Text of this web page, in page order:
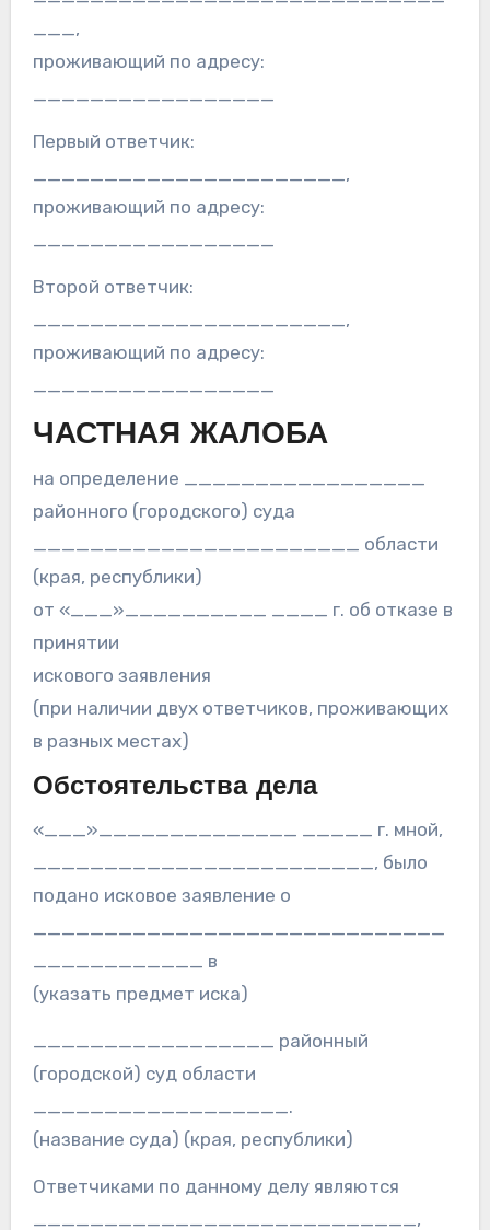
___,
проживающий по адресу:
Первый ответчик:
______________________,
проживающий по адресу:
Второй ответчик:
______________________,
проживающий по адресу:
ЧАСТНАЯ ЖАЛОБА
на определение _________________
районного (городского) суда
_______________________ области
(края, республики)
от «___»__________ ____ г. об отказе в
принятии
искового заявления
(при наличии двух ответчиков, проживающих
в разных местах)
Обстоятельства дела
«___»______________ _____ г. мной,
________________________, было
подано исковое заявление о
____________ в
(указать предмет иска)
_________________ районный
(городской) суд области
__________________.
(название суда) (края, республики)
Ответчиками по данному делу являются
___________________________,